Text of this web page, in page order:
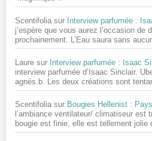
Scentifolia sur Interview parfumée :
j’espère que vous aurez l’occasion de
prochainement. L’Eau saura sans
Laure sur Interview parfumée : Isaac
interview parfumée d’Isaac Sinclair.
agnès.b. Les deux créations sont
Scentifolia sur Bougies Hellenist :
l’ambiance ventilateur/ climatiseur est
bougie est finie, elle est tellement jolie